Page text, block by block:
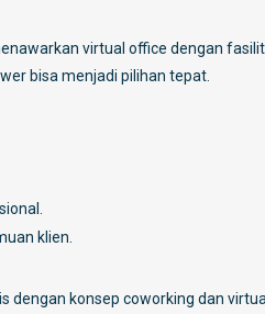
virtual office dengan
bisa menjadi pilihan tepat.
klien.
dengan konsep coworking dan